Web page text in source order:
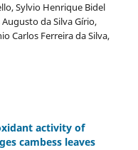
Sylvio Henrique Bidel
da Silva Gírio,
Carlos Ferreira da Silva,
activity of
cambess leaves